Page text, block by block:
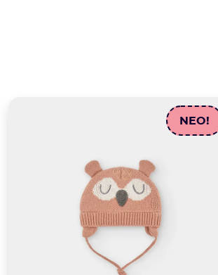
NEO!